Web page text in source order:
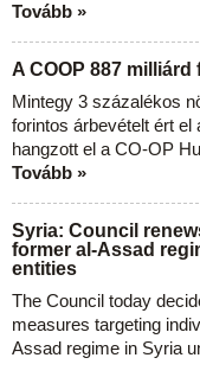
Tovább »
A COOP 887
Mintegy 3 százalékos
forintos árbevételt ért
hangzott el a CO-OP
Tovább »
Syria: Council
former al-Assad
entities
The Council today
measures targeting
Assad regime in Syria